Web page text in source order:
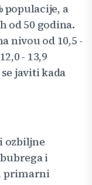
populacije, a
od 50 godina.
nivou od 10,5 -
- 13,9
javiti kada
ozbiljne
i
primarni